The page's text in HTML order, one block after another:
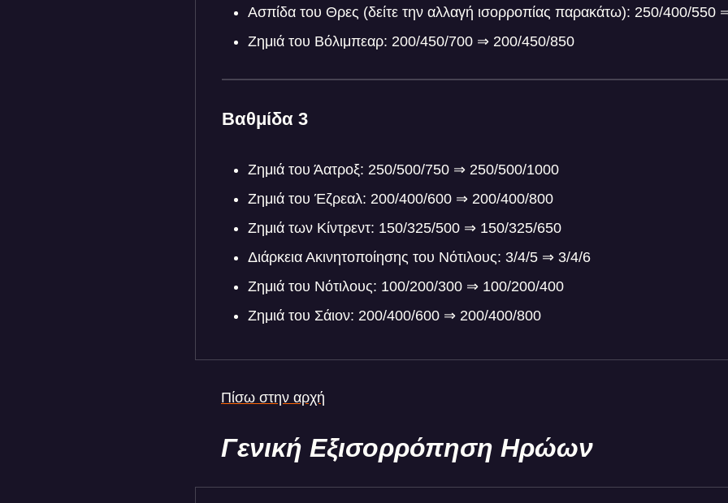
Ασπίδα του Θρες (δείτε την αλλαγή ισορροπίας παρακάτω): 250/400/
Ζημιά του Βόλιμπεαρ: 200/450/700 ⇒ 200/450/850
Βαθμίδα 3
Ζημιά του Άατροξ: 250/500/750 ⇒ 250/500/1000
Ζημιά του Έζρεαλ: 200/400/600 ⇒ 200/400/800
Ζημιά των Κίντρεντ: 150/325/500 ⇒ 150/325/650
Διάρκεια Ακινητοποίησης του Νότιλους: 3/4/5 ⇒ 3/4/6
Ζημιά του Νότιλους: 100/200/300 ⇒ 100/200/400
Ζημιά του Σάιον: 200/400/600 ⇒ 200/400/800
Πίσω στην αρχή
Γενική Εξισορρόπηση Ηρώων